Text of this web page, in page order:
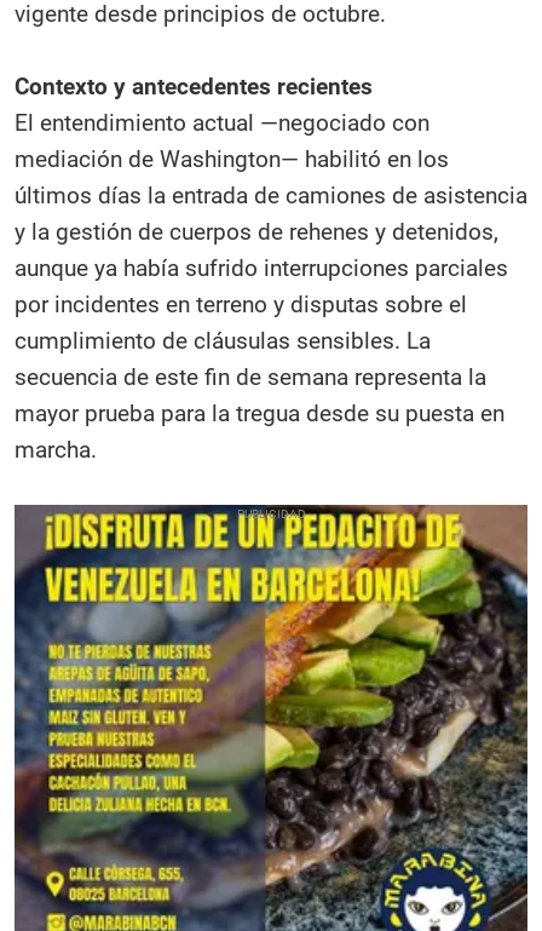
vigente desde principios de octubre.
Contexto y antecedentes recientes
El entendimiento actual —negociado con
mediación de Washington— habilitó en los
últimos días la entrada de camiones de asistencia
y la gestión de cuerpos de rehenes y detenidos,
aunque ya había sufrido interrupciones parciales
por incidentes en terreno y disputas sobre el
cumplimiento de cláusulas sensibles. La
secuencia de este fin de semana representa la
mayor prueba para la tregua desde su puesta en
marcha.